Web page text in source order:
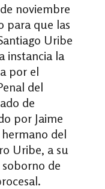
noviembre
para que las
Uribe
instancia la
por el
del
de
por Jaime
del
Uribe, a su
de